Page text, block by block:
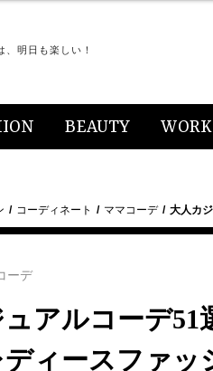
、明日も楽しい！
BEAUTY WORK
コーディネート ママコーデ 大人カ
ーデ
アルコーデ51
ィースファッ